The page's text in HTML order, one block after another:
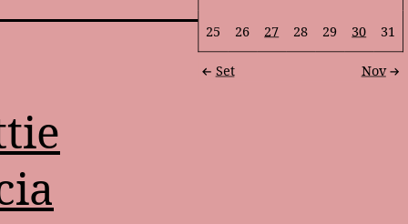
25 26 27 28 29 30 31
Set Nov